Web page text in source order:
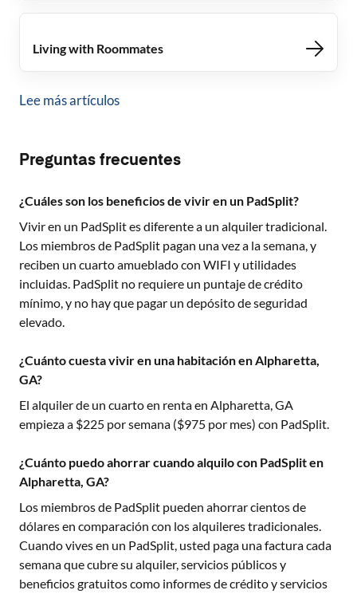
Living with Roommates
Lee más artículos
Preguntas frecuentes
¿Cuáles son los beneficios de vivir en un PadSplit?
Vivir en un PadSplit es diferente a un alquiler tradicional.
Los miembros de PadSplit pagan una vez a la semana, y
reciben un cuarto amueblado con WIFI y utilidades
incluidas. PadSplit no requiere un puntaje de crédito
mínimo, y no hay que pagar un depósito de seguridad
elevado.
¿Cuánto cuesta vivir en una habitación en Alpharetta,
GA?
El alquiler de un cuarto en renta en Alpharetta, GA
empieza a $225 por semana ($975 por mes) con PadSplit.
¿Cuánto puedo ahorrar cuando alquilo con PadSplit en
Alpharetta, GA?
Los miembros de PadSplit pueden ahorrar cientos de
dólares en comparación con los alquileres tradicionales.
Cuando vives en un PadSplit, usted paga una factura cada
semana que cubre su alquiler, servicios públicos y
beneficios gratuitos como informes de crédito y servicios